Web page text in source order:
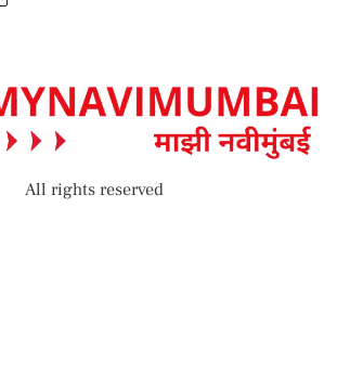
All rights reserved